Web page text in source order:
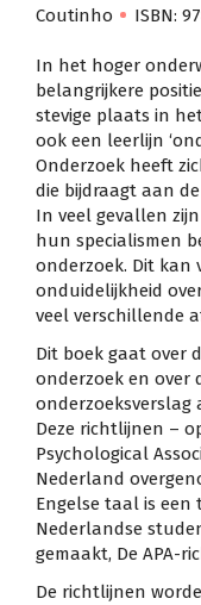
Coutinho
ISBN:
In het hoger
belangrijkere
stevige plaats in
ook een leerlijn
Onderzoek heeft
die bijdraagt aan
In veel gevallen
hun specialismen
onderzoek. Dit
onduidelijkheid
veel verschillende
Dit boek gaat over
onderzoek en over
onderzoeksverslag
Deze richtlijnen –
Psychological
Nederland
Engelse taal is een
Nederlandse
gemaakt, De APA-
De richtlijnen